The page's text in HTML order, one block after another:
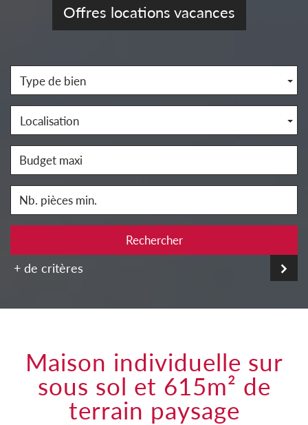
Offres locations vacances
Type de bien
Localisation
Rechercher
+ de critères
maison individuelle sur
sous sol et 615m² de
terrain paysage